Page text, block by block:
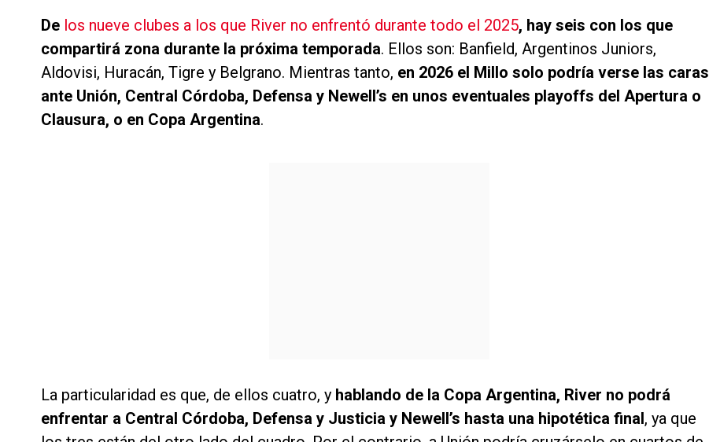
De los nueve clubes a los que River no enfrentó durante todo el 2025, hay seis con los que
compartirá zona durante la próxima temporada. Ellos son: Banfield, Argentinos Juniors,
Aldovisi, Huracán, Tigre y Belgrano. Mientras tanto, en 2026 el Millo solo podría verse las caras
ante Unión, Central Córdoba, Defensa y Newell’s en unos eventuales playoffs del Apertura o
Clausura, o en Copa Argentina.
La particularidad es que, de ellos cuatro, y hablando de la Copa Argentina, River no podrá
enfrentar a Central Córdoba, Defensa y Justicia y Newell’s hasta una hipotética final, ya que